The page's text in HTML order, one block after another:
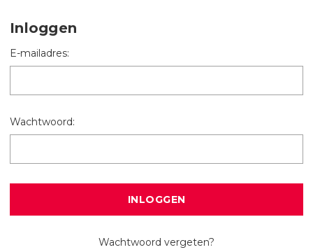
Inloggen
E-mailadres:
Wachtwoord:
Wachtwoord vergeten?